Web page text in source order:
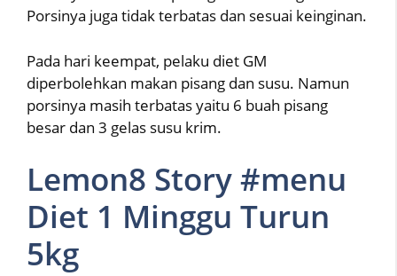
Porsinya juga tidak terbatas dan sesuai keinginan.
Pada hari keempat, pelaku diet GM
diperbolehkan makan pisang dan susu. Namun
porsinya masih terbatas yaitu 6 buah pisang
besar dan 3 gelas susu krim.
Lemon8 Story #menu
Diet 1 Minggu Turun
5kg